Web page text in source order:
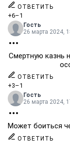
ОТВЕТИТЬ
+6–1
Гость
26 марта 2024,
Смертную казнь
ОТВЕТИТЬ
+3–1
Гость
26 марта 2024,
Может боиться
ОТВЕТИТЬ